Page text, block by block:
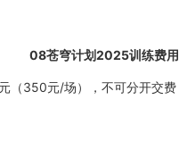
08苍穹计划2025训练费用
（350元/场），不可分开交费